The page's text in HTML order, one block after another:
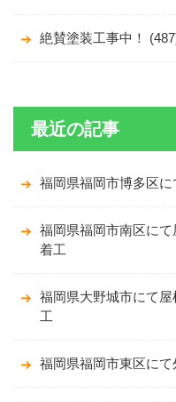
絶賛塗装工事中！
最近の記事
福岡県福岡市博多区
福岡県福岡市南区に
着工
福岡県大野城市にて
工
福岡県福岡市東区に